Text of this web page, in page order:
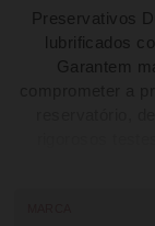
Preservativos
lubrificados
Garantem
reservatório,